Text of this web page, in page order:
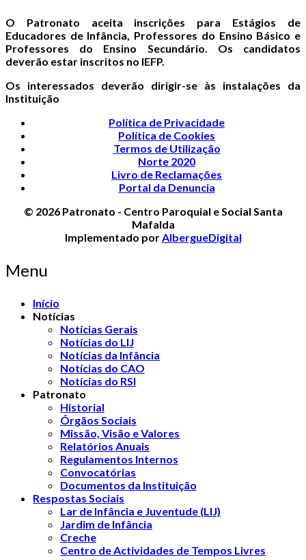
O Patronato aceita inscrições para Estágios de
Educadores de Infância, Professores do Ensino Básico e
Professores do Ensino Secundário. Os candidatos
deverão estar inscritos no IEFP.
Os interessados deverão dirigir-se às instalações da
Instituição
Política de Privacidade
Política de Cookies
Termos de Utilização
Norte 2020
Livro de Reclamações
Portal da Denuncia
© 2026 Patronato - Centro Paroquial e Social Santa
Mafalda
Implementado porAlbergueDigital
Menu
Início
Notícias
Notícias Gerais
Notícias do LIJ
Notícias da Infância
Notícias do CAO
Notícias do RSI
Patronato
Historial
Órgãos Sociais
Missão, Visão e Valores
Relatórios Anuais
Regulamentos Internos
Convocatórias
Documentos da Instituição
Respostas Sociais
Lar de Infância e Juventude (LIJ)
Jardim de Infância
Creche
Centro de Actividades de Tempos Livres